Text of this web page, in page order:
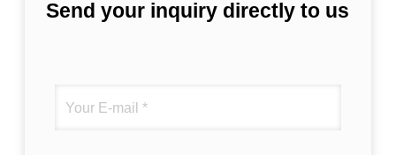
Send your inquiry directly to us